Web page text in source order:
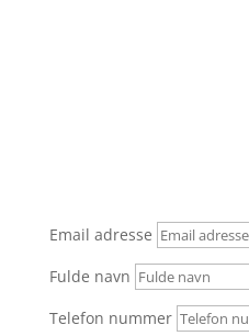
Email adresse
Fulde navn
Telefon nummer